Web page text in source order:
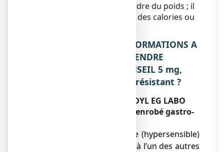
BISACODYL n’aide pas à perdre du poids ; il
ne modifie pas l’absorption des calories ou
2. QUELLES SONT LES INFORMATIONS A
CONNAITRE AVANT DE PRENDRE
BISACODYL EG LABO CONSEIL 5 mg,
comprimé enrobé gastro-résistant ?
Ne prenez jamais BISACODYL EG LABO
CONSEIL 5 mg, comprimé enrobé gastro-
● si vous êtes allergique (hypersensible)
à la substance active ou à l’un des autres